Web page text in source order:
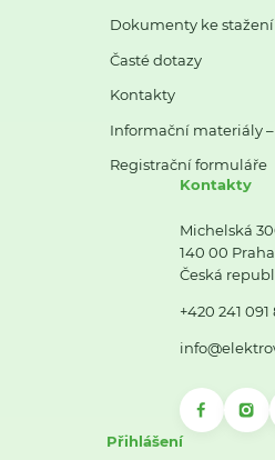
Dokumenty ke stažení
Časté dotazy
Kontakty
Informační materiály
Registrační formuláře
Kontakty
Michelská
140 00
Česká
+420 241 091
Přihlášení